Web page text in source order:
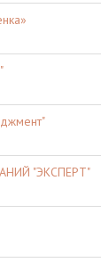
"ЭКСПЕРТ"